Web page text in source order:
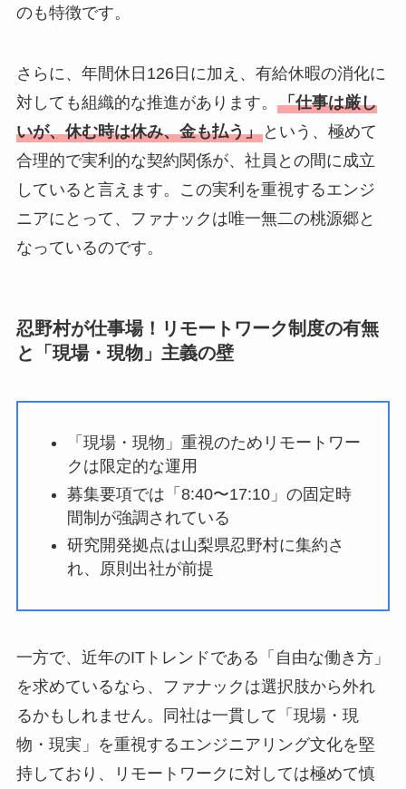
のも特徴です。
さらに、年間休日126日に加え、有給休暇の消化に
対しても組織的な推進があります。 「仕事は厳し
いが、休む時は休み、金も払う」という、極めて
合理的で実利的な契約関係が、社員との間に成立
していると言えます。この実利を重視するエンジ
ニアにとって、ファナックは唯一無二の桃源郷と
なっているのです。
忍野村が仕事場！リモートワーク制度の有無
と「現場・現物」主義の壁
「現場・現物」重視のためリモートワー
クは限定的な運用
募集要項では「8:40〜17:10」の固定時
間制が強調されている
研究開発拠点は山梨県忍野村に集約さ
れ、原則出社が前提
一方で、近年のITトレンドである「自由な働き方」
を求めているなら、ファナックは選択肢から外れ
るかもしれません。同社は一貫して「現場・現
物・現実」を重視するエンジニアリング文化を堅
持しており、リモートワークに対しては極めて慎